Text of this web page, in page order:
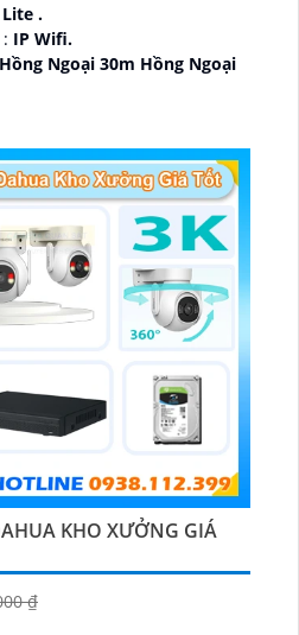
Lite .
🌠 Công Nghệ Hình Ảnh : IP Wifi.
Hồng Ngoại 30m Hồng Ngoại
KHO XƯỞNG GIÁ
₫